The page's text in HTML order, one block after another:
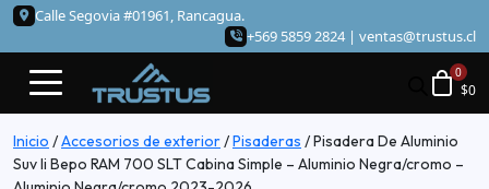
Calle Segovia #01961, Rancagua.
+569 5859 2824 | ventas@trustus.cl
$0
Inicio /Accesorios de exterior/Pisaderas /Pisadera De Aluminio
Suv Ii Bepo RAM 700 SLT Cabina Simple – Aluminio Negra/cromo –